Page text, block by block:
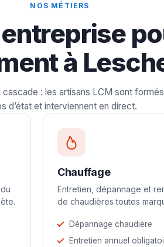
NOS MÉTIERS
à
: les artisans LCM sont
d’état et interviennent en direct.
Chauffage
Entretien, dépannage et
de chaudières toutes
Dépannage chaudière
Entretien annuel